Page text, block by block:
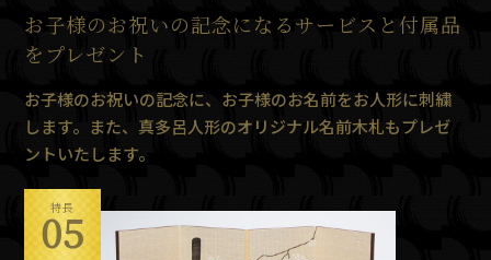
お子様のお祝いの記念になるサービスと付属品
をプレゼント
お子様のお祝いの記念に、お子様のお名前をお人形に刺繍
します。また、真多呂人形のオリジナル名前木札もプレゼ
ントいたします。
特長
05